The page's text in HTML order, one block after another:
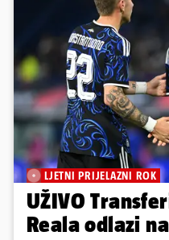
LJETNI PRIJELAZNI ROK
UŽIVO
Reala odlazi